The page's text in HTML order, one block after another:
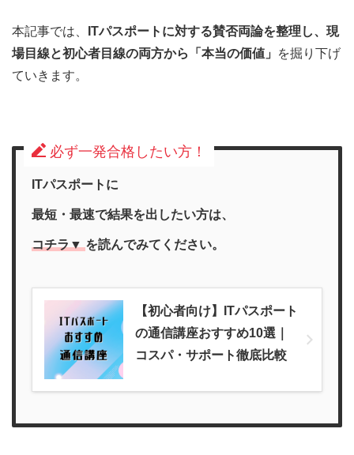
本記事では、
ITパスポートに対する賛否両論を整理し、現
場目線と初心者目線の両方から「本当の価値」
を掘り下げ
ていきます。
必ず一発合格したい方！
ITパスポートに
最短・最速で結果を出したい方は、
コチラ▼を読んでみて ください。
【初心者向け】ITパスポート
の通信講座おすすめ10選｜
コスパ・サポート徹底比較